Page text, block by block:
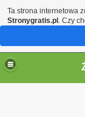
Ta strona internetowa
Stronygratis.pl . Czy